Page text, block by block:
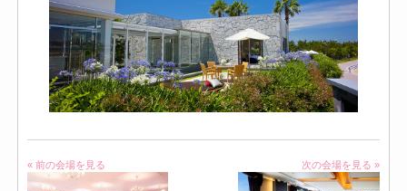
« 前の会場を見る 次の会場を見る »